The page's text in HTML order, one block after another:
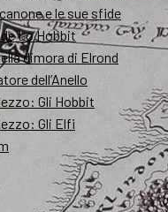
e le sue sfide
Lo Hobbit
dimora di Elrond
dell’Anello
Gli Hobbit
Gli Elfi